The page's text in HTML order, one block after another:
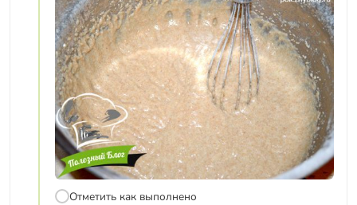
Отметить как выполнено